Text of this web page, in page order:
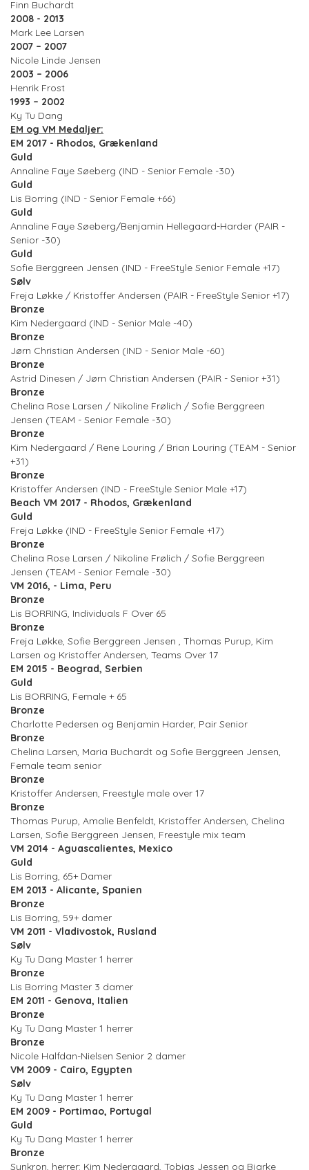
Finn Buchardt
2008 - 2013
Mark Lee Larsen
2007 – 2007
Nicole Linde Jensen
2003 – 2006
Henrik Frost
1993 – 2002
Ky Tu Dang
EM og VM Medaljer:
EM 2017 - Rhodos, Grækenland
Guld
Annaline Faye Søeberg (IND - Senior Female -30)
Guld
Lis Borring (IND - Senior Female +66)
Guld
Annaline Faye Søeberg/Benjamin Hellegaard-Harder (PAIR -
Senior -30)
Guld
Sofie Berggreen Jensen (IND - FreeStyle Senior Female +17)
Sølv
Freja Løkke / Kristoffer Andersen (PAIR - FreeStyle Senior +17)
Bronze
Kim Nedergaard (IND - Senior Male -40)
Bronze
Jørn Christian Andersen (IND - Senior Male -60)
Bronze
Astrid Dinesen / Jørn Christian Andersen (PAIR - Senior +31)
Bronze
Chelina Rose Larsen / Nikoline Frølich / Sofie Berggreen
Jensen (TEAM - Senior Female -30)
Bronze
Kim Nedergaard / Rene Louring / Brian Louring (TEAM - Senior
+31)
Bronze
Kristoffer Andersen (IND - FreeStyle Senior Male +17)
Beach VM 2017 - Rhodos, Grækenland
Guld
Freja Løkke (IND - FreeStyle Senior Female +17)
Bronze
Chelina Rose Larsen / Nikoline Frølich / Sofie Berggreen
Jensen (TEAM - Senior Female -30)
VM 2016, - Lima, Peru
Bronze
Lis BORRING, Individuals F Over 65
Bronze
Freja Løkke, Sofie Berggreen Jensen , Thomas Purup, Kim
Larsen og Kristoffer Andersen, Teams Over 17
EM 2015 - Beograd, Serbien
Guld
Lis BORRING, Female + 65
Bronze
Charlotte Pedersen og Benjamin Harder, Pair Senior
Bronze
Chelina Larsen, Maria Buchardt og Sofie Berggreen Jensen,
Female team senior
Bronze
Kristoffer Andersen, Freestyle male over 17
Bronze
Thomas Purup, Amalie Benfeldt, Kristoffer Andersen, Chelina
Larsen, Sofie Berggreen Jensen, Freestyle mix team
VM 2014 - Aguascalientes, Mexico
Guld
Lis Borring, 65+ Damer
EM 2013 - Alicante, Spanien
Bronze
Lis Borring, 59+ damer
VM 2011 - Vladivostok, Rusland
Sølv
Ky Tu Dang Master 1 herrer
Bronze
Lis Borring Master 3 damer
EM 2011 - Genova, Italien
Bronze
Ky Tu Dang Master 1 herrer
Bronze
Nicole Halfdan-Nielsen Senior 2 damer
VM 2009 - Cairo, Egypten
Sølv
Ky Tu Dang Master 1 herrer
EM 2009 - Portimao, Portugal
Guld
Ky Tu Dang Master 1 herrer
Bronze
Synkron, herrer: Kim Nedergaard, Tobias Jessen og Bjarke